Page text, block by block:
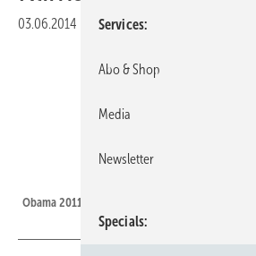
03.06.2014 Druckvorschau
Obama 2011 beim inzwischen insolventen
Services
Abo & Shop
Media
Newsletter
Specials